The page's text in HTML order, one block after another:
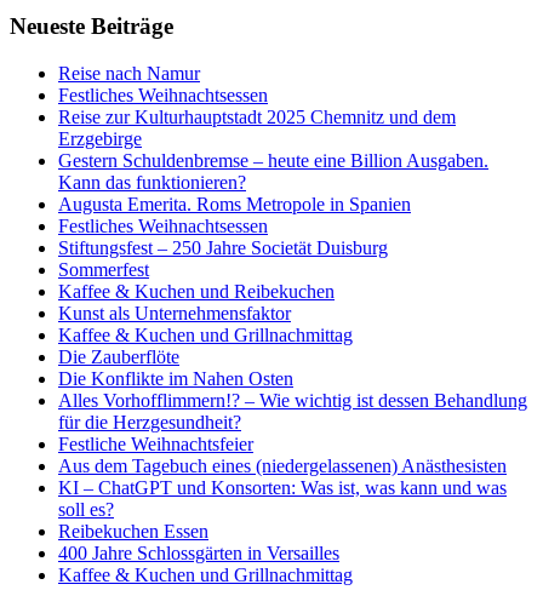
Neueste Beiträge
Reise nach Namur
Festliches Weihnachtsessen
Reise zur Kulturhauptstadt 2025 Chemnitz und dem
Erzgebirge
Gestern Schuldenbremse – heute eine Billion Ausgaben.
Kann das funktionieren?
Augusta Emerita. Roms Metropole in Spanien
Festliches Weihnachtsessen
Stiftungsfest – 250 Jahre Societät Duisburg
Sommerfest
Kaffee & Kuchen und Reibekuchen
Kunst als Unternehmensfaktor
Kaffee & Kuchen und Grillnachmittag
Die Zauberflöte
Die Konflikte im Nahen Osten
Alles Vorhofflimmern!? – Wie wichtig ist dessen Behandlung
für die Herzgesundheit?
Festliche Weihnachtsfeier
Aus dem Tagebuch eines (niedergelassenen) Anästhesisten
KI – ChatGPT und Konsorten: Was ist, was kann und was
soll es?
Reibekuchen Essen
400 Jahre Schlossgärten in Versailles
Kaffee & Kuchen und Grillnachmittag